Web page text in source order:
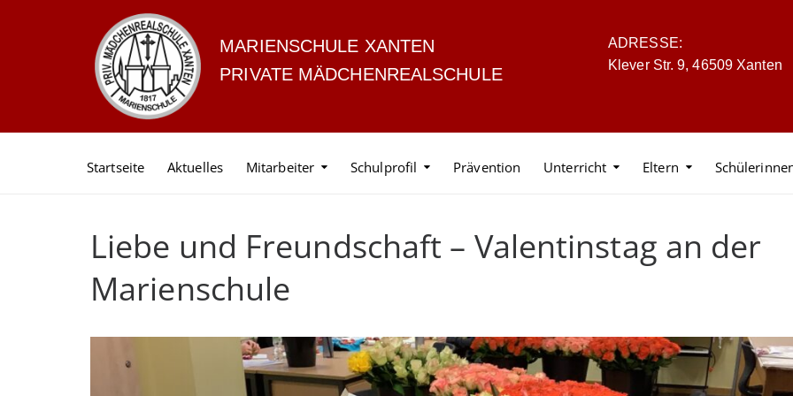
MARIENSCHULE XANTEN
PRIVATE MÄDCHENREALSCHULE
ADRESSE:
Klever Str. 9, 46509 Xanten
Startseite Aktuelles Mitarbeiter Schulprofil Prävention Unterricht Eltern
Liebe und Freundschaft – Valentinstag an der
Marienschule